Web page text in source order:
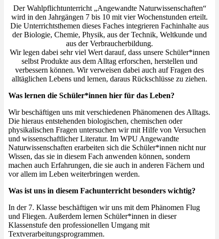
Der Wahlpflichtunterricht „Angewandte Naturwissenschaften“
wird in den Jahrgängen 7 bis 10 mit vier Wochenstunden erteilt.
Die Unterrichtsthemen dieses Faches integrieren Fachinhalte aus
der Biologie, Chemie, Physik, aus der Technik, Weltkunde und
aus der Verbraucherbildung.
Wir legen dabei sehr viel Wert darauf, dass unsere Schüler*innen
selbst Produkte aus dem Alltag erforschen, herstellen und
verbessern können. Wir verweisen dabei auch auf Fragen des
alltäglichen Lebens und lernen, daraus Rückschlüsse zu ziehen.
Was lernen die Schüler*innen hier für das Leben?
Wir beschäftigen uns mit verschiedenen Phänomenen des Alltags.
Die hieraus entstehenden biologischen, chemischen oder
physikalischen Fragen untersuchen wir mit Hilfe von Versuchen
und wissenschaftlicher Literatur. Im WPU Angewandte
Naturwissenschaften erarbeiten sich die Schüler*innen nicht nur
Wissen, das sie in diesem Fach anwenden können, sondern
machen auch Erfahrungen, die sie auch in anderen Fächern und
vor allem im Leben weiterbringen werden.
Was ist uns in diesem Fachunterricht besonders wichtig?
In der 7. Klasse beschäftigen wir uns mit dem Phänomen Flug
und Fliegen. Außerdem lernen Schüler*innen in dieser
Klassenstufe den professionellen Umgang mit
Textverarbeitungsprogrammen.